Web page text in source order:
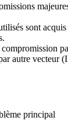
sont
autre vecteur
principal